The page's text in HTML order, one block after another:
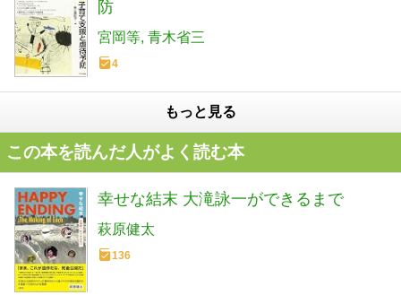
防
宮岡等 青木省三
4
もっと見る
この本を読んだ人がよく読む本
幸せな結末 大滝詠一ができるまで
萩原健太
136